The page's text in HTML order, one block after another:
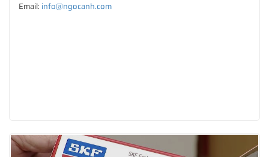
Email: info@ngocanh.com